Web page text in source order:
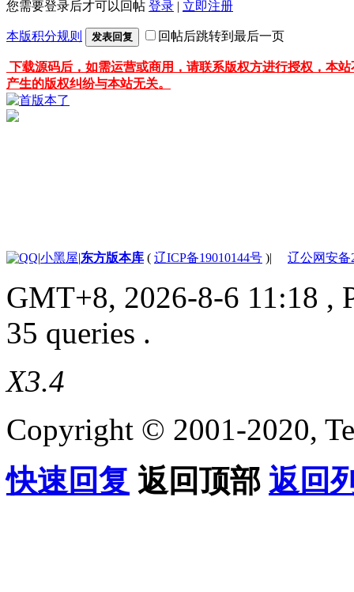
您需要登录后才可以回帖 登录 | 立即注册
本版积分规则 发表回复 回帖后跳转到最后一页
下载源码后，如需运营或商用，请联系版权方进行授权，本
产生的版权纠纷与本站无关。
|小黑屋|东方版本库 ( 辽ICP备19010144号 )| 辽公网安备
GMT+8, 2026-8-6 11:18 ,
35 queries .
X3.4
Copyright © 2001-2020,
快速回复 返回顶部 返回